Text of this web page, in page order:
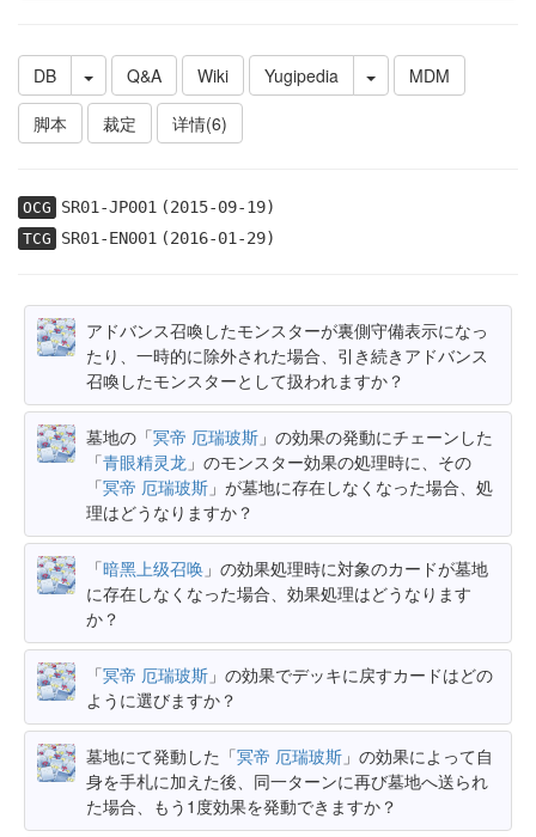
DB Q&A Wiki Yugipedia
MDM
脚本
裁定 详情(6)
OCG SR01-JP001(2015-09-19)
TCG SR01-EN001(2016-01-29)
アドバンス召喚したモンスターが裏側守備表示になっ
たり、一時的に除外された場合、引き続きアドバンス
召喚したモンスターとして扱われますか？
墓地の「冥帝 厄瑞玻斯 」の効果の発動にチェーンした
「青眼精灵龙 」のモンスター効果の処理時に、その
「冥帝 厄瑞玻斯 」が墓地に存在しなくなった場合、処
理はどうなりますか？
「暗黑上级召唤 」の効果処理時に対象のカードが墓地
に存在しなくなった場合、効果処理はどうなります
か？
「冥帝 厄瑞玻斯 」の効果でデッキに戻すカードはどの
ように選びますか？
墓地にて発動した「冥帝 厄瑞玻斯 」の効果によって自
身を手札に加えた後、同一ターンに再び墓地へ送られ
た場合、もう1度効果を発動できますか？